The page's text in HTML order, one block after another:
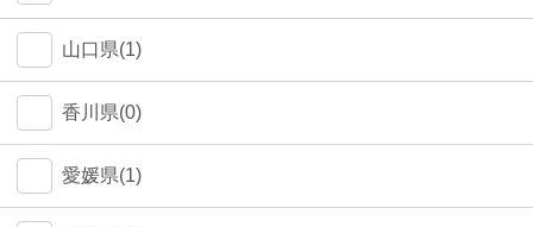
山口県(1)
香川県(0)
愛媛県(1)